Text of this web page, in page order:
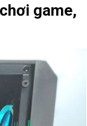
game,